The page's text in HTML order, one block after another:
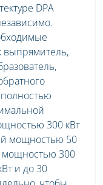
DPA
выпрямитель,
300 кВт
мощностью 50
мощностью 300
и до 30